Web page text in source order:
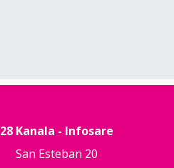
28 Kanala - Infosare
San Esteban 20